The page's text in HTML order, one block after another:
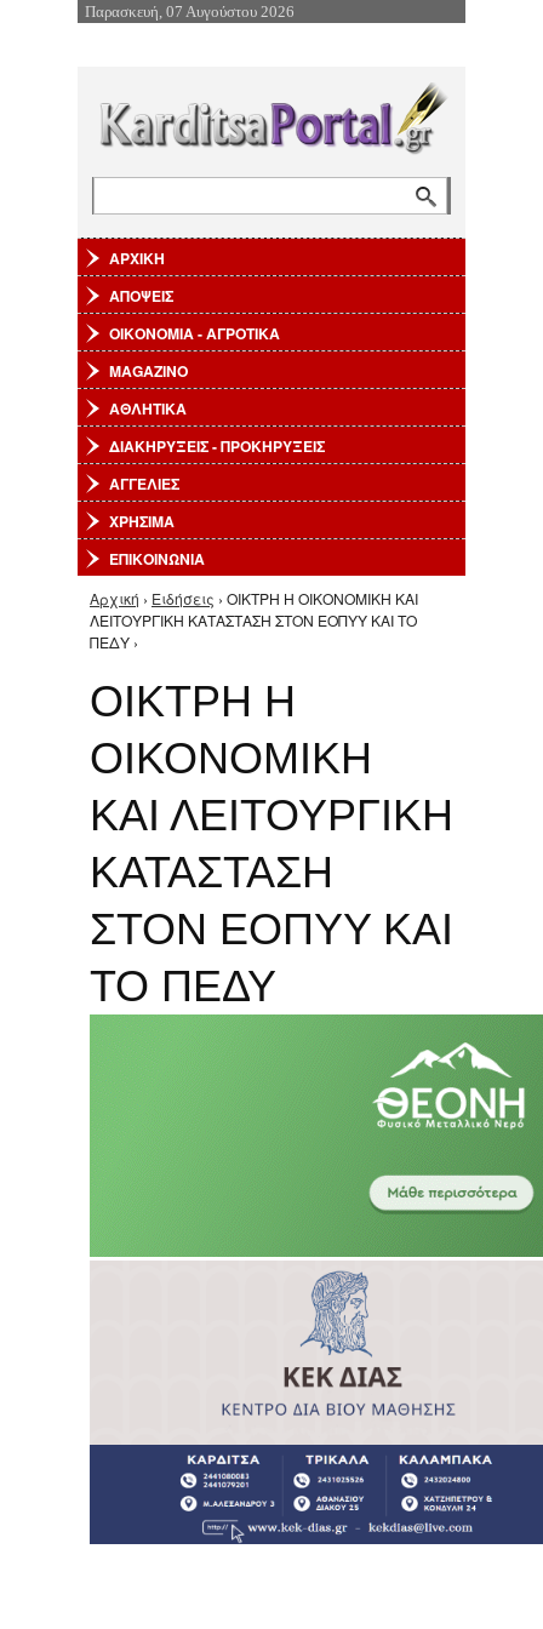
Επιστροφή στην Πλοήγηση
Παρασκευή, 07 Αυγούστου 2026
ΑΡΧΙΚΗ
ΑΠΟΨΕΙΣ
ΟΙΚΟΝΟΜΙΑ - ΑΓΡΟΤΙΚΑ
MAGAZINO
ΑΘΛΗΤΙΚΑ
ΔΙΑΚΗΡΥΞΕΙΣ - ΠΡΟΚΗΡΥΞΕΙΣ
ΑΓΓΕΛΙΕΣ
ΧΡΗΣΙΜΑ
ΕΠΙΚΟΙΝΩΝΙΑ
Είστε εδώ
Αρχική › Ειδήσεις › ΟΙΚΤΡΗ Η ΟΙΚΟΝΟΜΙΚΗ ΚΑΙ
ΛΕΙΤΟΥΡΓΙΚΗ ΚΑΤΑΣΤΑΣΗ ΣΤΟΝ ΕΟΠΥΥ ΚΑΙ ΤΟ
ΠΕΔΥ ›
ΟΙΚΤΡΗ Η
ΟΙΚΟΝΟΜΙΚΗ
ΚΑΙ ΛΕΙΤΟΥΡΓΙΚΗ
ΚΑΤΑΣΤΑΣΗ
ΣΤΟΝ ΕΟΠΥΥ ΚΑΙ
ΤΟ ΠΕΔΥ